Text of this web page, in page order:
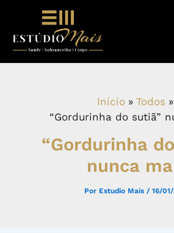
conteúdo
Início
Todos
“Gordurinha do sutiã”
“Gordurinha
nunca
Por Estudio Mais / 16/